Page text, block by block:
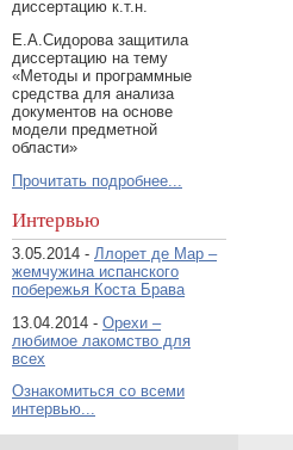
диссертацию к.т.н.
Е.А.Сидорова защитила
диссертацию на тему
«Методы и программные
средства для анализа
документов на основе
модели предметной
области»
Прочитать подробнее...
Интервью
3.05.2014 - Ллорет де Мар –
жемчужина испанского
побережья Коста Брава
13.04.2014 - Орехи –
любимое лакомство для
всех
Ознакомиться со всеми
интервью...